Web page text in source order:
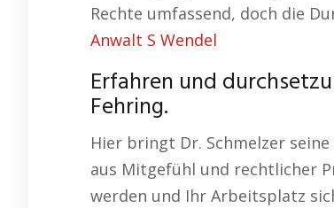
Rechte umfassend, doch die
Anwalt S Wendel
Erfahren und
Fehring.
Hier bringt Dr. Schmelzer
aus Mitgefühl und rechtlicher
werden und Ihr Arbeitsplatz